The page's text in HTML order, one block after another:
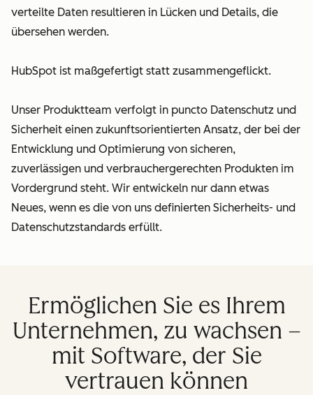
verteilte Daten resultieren in Lücken und Details, die
übersehen werden.
HubSpot ist maßgefertigt statt zusammengeflickt.
Unser Produktteam verfolgt in puncto Datenschutz und
Sicherheit einen zukunftsorientierten Ansatz, der bei der
Entwicklung und Optimierung von sicheren,
zuverlässigen und verbrauchergerechten Produkten im
Vordergrund steht. Wir entwickeln nur dann etwas
Neues, wenn es die von uns definierten Sicherheits- und
Datenschutzstandards erfüllt.
Ermöglichen Sie es Ihrem
Unternehmen, zu wachsen –
mit Software, der Sie
vertrauen können